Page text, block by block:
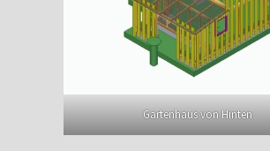
Gartenhaus von Hinten